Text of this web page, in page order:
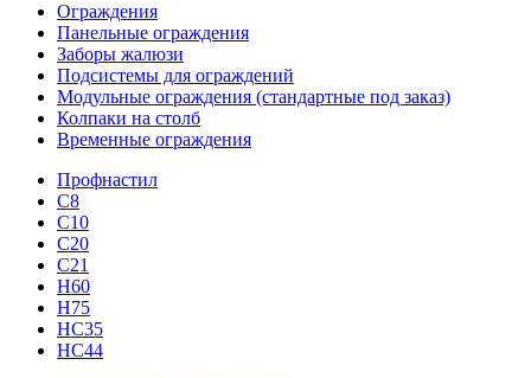
Ограждения
Панельные ограждения
Заборы жалюзи
Подсистемы для ограждений
Модульные ограждения (стандартные под заказ)
Колпаки на столб
Временные ограждения
Профнастил
С8
С10
С20
С21
H60
H75
HС35
НС44